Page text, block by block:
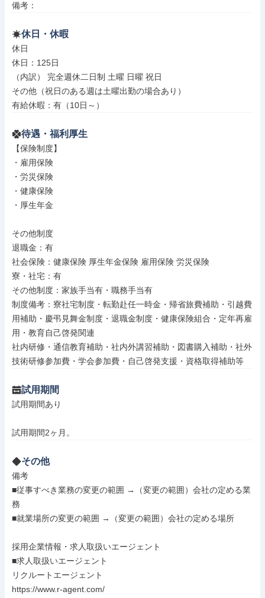
備考：
休日・休暇
休日
休日：125日
（内訳） 完全週休二日制 土曜 日曜 祝日
その他（祝日のある週は土曜出勤の場合あり）
有給休暇：有（10日～）
待遇・福利厚生
【保険制度】
・雇用保険
・労災保険
・健康保険
・厚生年金
その他制度
退職金：有
社会保険：健康保険 厚生年金保険 雇用保険 労災保険
寮・社宅：有
その他制度：家族手当有・職務手当有
制度備考：寮社宅制度・転勤赴任一時金・帰省旅費補助・引越費
用補助・慶弔見舞金制度・退職金制度・健康保険組合・定年再雇
用・教育自己啓発関連
社内研修・通信教育補助・社内外講習補助・図書購入補助・社外
技術研修参加費・学会参加費・自己啓発支援・資格取得補助等
試用期間
試用期間あり
試用期間2ヶ月。
その他
備考
■従事すべき業務の変更の範囲 →（変更の範囲）会社の定める業
務
■就業場所の変更の範囲 →（変更の範囲）会社の定める場所
採用企業情報・求人取扱いエージェント
■求人取扱いエージェント
リクルートエージェント
https://www.r-agent.com/